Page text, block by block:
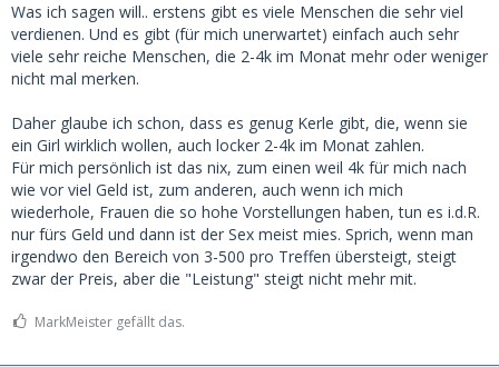
Was ich sagen will.. erstens gibt es viele Menschen die sehr viel
verdienen. Und es gibt (für mich unerwartet) einfach auch sehr
viele sehr reiche Menschen, die 2-4k im Monat mehr oder weniger
nicht mal merken.
Daher glaube ich schon, dass es genug Kerle gibt, die, wenn sie
ein Girl wirklich wollen, auch locker 2-4k im Monat zahlen.
Für mich persönlich ist das nix, zum einen weil 4k für mich nach
wie vor viel Geld ist, zum anderen, auch wenn ich mich
wiederhole, Frauen die so hohe Vorstellungen haben, tun es i.d.R.
nur fürs Geld und dann ist der Sex meist mies. Sprich, wenn man
irgendwo den Bereich von 3-500 pro Treffen übersteigt, steigt
zwar der Preis, aber die "Leistung" steigt nicht mehr mit.
MarkMeister gefällt das.